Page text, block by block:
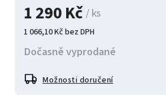
1 290 Kč/ ks
1 066,10 Kč bez DPH
Dočasně vyprodané
Možnosti doručení